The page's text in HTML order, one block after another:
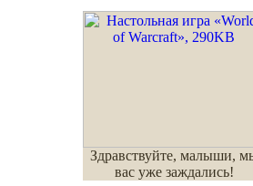
Здравствуйте, малыши,
вас уже заждались!